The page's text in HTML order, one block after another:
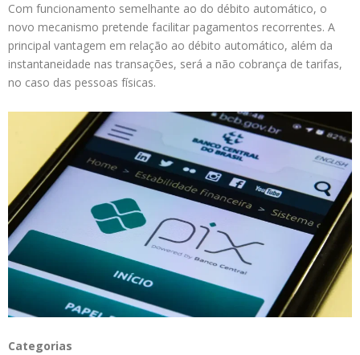
Com funcionamento semelhante ao do débito automático, o
novo mecanismo pretende facilitar pagamentos recorrentes. A
principal vantagem em relação ao débito automático, além da
instantaneidade nas transações, será a não cobrança de tarifas,
no caso das pessoas físicas.
Categorias